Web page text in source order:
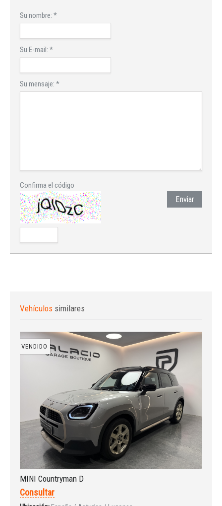
Su nombre: *
Su E-mail: *
Su mensaje: *
Confirma el código
Enviar
Vehículos similares
VENDIDO
MINI Countryman D
Consultar